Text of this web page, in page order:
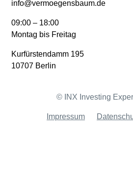
info@vermoegensbaum.de
09:00 – 18:00
Montag bis Freitag
Kurfürstendamm 195
10707 Berlin
© INX Investing
Impressum